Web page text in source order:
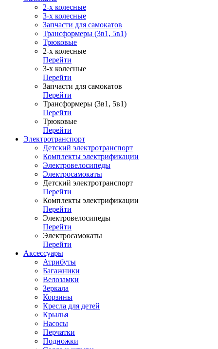
2-х колесные
3-х колесные
Запчасти для самокатов
Трансформеры (3в1, 5в1)
Трюковые
2-х колесные
Перейти
3-х колесные
Перейти
Запчасти для самокатов
Перейти
Трансформеры (3в1, 5в1)
Перейти
Трюковые
Перейти
Электротранспорт
Детский электротранспорт
Комплекты электрификации
Электровелосипеды
Электросамокаты
Детский электротранспорт
Перейти
Комплекты электрификации
Перейти
Электровелосипеды
Перейти
Электросамокаты
Перейти
Аксессуары
Атрибуты
Багажники
Велозамки
Зеркала
Корзины
Кресла для детей
Крылья
Насосы
Перчатки
Подножки